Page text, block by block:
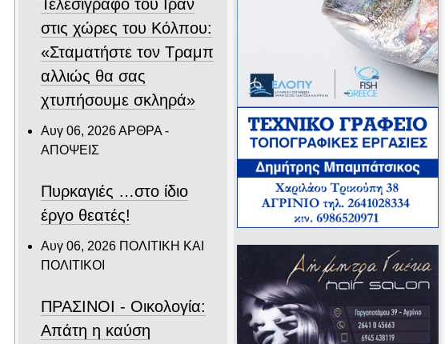
Τελεσίγραφο του Ιράν
στις χώρες του Κόλπου:
«Σταματήστε τον Τραμπ
αλλιώς θα σας
χτυπήσουμε σκληρά»
Αυγ 06, 2026ΑΡΘΡΑ -
ΑΠΟΨΕΙΣ
Πυρκαγιές …στο ίδιο
έργο θεατές!
Αυγ 06, 2026 ΠΟΛΙΤΙΚΗ ΚΑΙ
ΠΟΛΙΤΙΚΟΙ
ΠΡΑΣΙΝΟΙ - Οικολογία:
Απάτη η καύση